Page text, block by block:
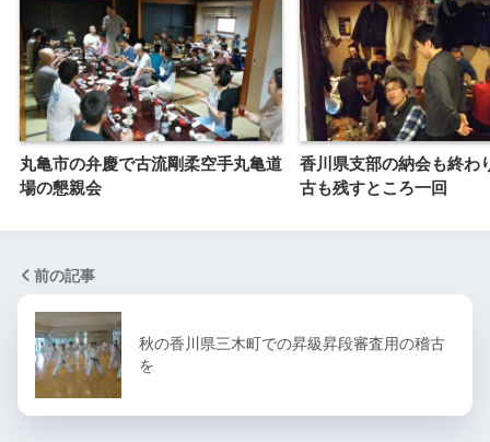
丸亀市の弁慶で古流剛柔空手丸亀道
場の懇親会
香川県支部の納会も終わ
古も残すところ一回
前の記事
秋の香川県三木町での昇級昇段審査用の稽古
を